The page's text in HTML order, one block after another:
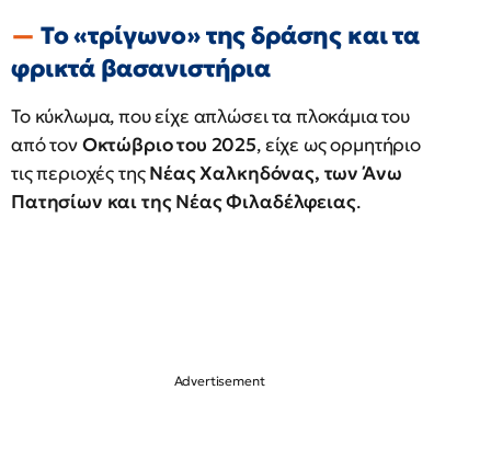
Το «τρίγωνο» της δράσης και τα
φρικτά βασανιστήρια
Το κύκλωμα, που είχε απλώσει τα πλοκάμια του
από τονΟκτώβριο του 2025, είχε ως ορμητήριο
τις περιοχές τηςΝέας Χαλκηδόνας, των Άνω
Πατησίων και της Νέας Φιλαδέλφειας.